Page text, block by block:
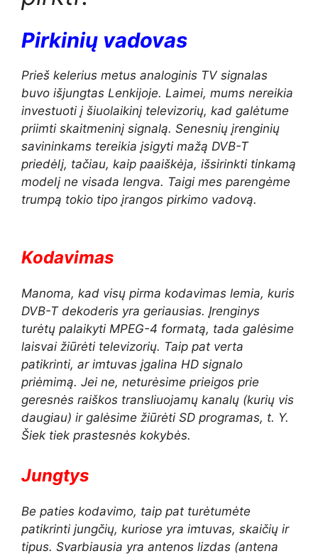
Pirkinių vadovas
Prieš kelerius metus analoginis TV signalas
buvo išjungtas Lenkijoje. Laimei, mums nereikia
investuoti į šiuolaikinį televizorių, kad galėtume
priimti skaitmeninį signalą. Senesnių įrenginių
savininkams tereikia įsigyti mažą DVB-T
priedėlį, tačiau, kaip paaiškėja, išsirinkti tinkamą
modelį ne visada lengva. Taigi mes parengėme
trumpą tokio tipo įrangos pirkimo vadovą.
Kodavimas
Manoma, kad visų pirma kodavimas lemia, kuris
DVB-T dekoderis yra geriausias. Įrenginys
turėtų palaikyti MPEG-4 formatą, tada galėsime
laisvai žiūrėti televizorių. Taip pat verta
patikrinti, ar imtuvas įgalina HD signalo
priėmimą. Jei ne, neturėsime prieigos prie
geresnės raiškos transliuojamų kanalų (kurių vis
daugiau) ir galėsime žiūrėti SD programas, t. Y.
Šiek tiek prastesnės kokybės.
Jungtys
Be paties kodavimo, taip pat turėtumėte
patikrinti jungčių, kuriose yra imtuvas, skaičių ir
tipus. Svarbiausia yra antenos lizdas (antena